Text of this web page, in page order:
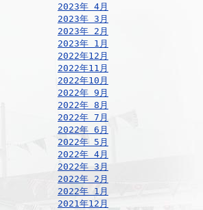
2023年 4月
2023年 3月
2023年 2月
2023年 1月
2022年12月
2022年11月
2022年10月
2022年 9月
2022年 8月
2022年 7月
2022年 6月
2022年 5月
2022年 4月
2022年 3月
2022年 2月
2022年 1月
2021年12月